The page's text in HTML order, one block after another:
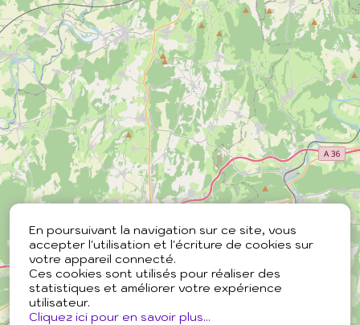
En poursuivant la navigation sur ce site, vous
accepter l'utilisation et l'écriture de cookies sur
votre appareil connecté.
Ces cookies sont utilisés pour réaliser des
statistiques et améliorer votre expérience
utilisateur.
Cliquez ici pour en savoir plus...